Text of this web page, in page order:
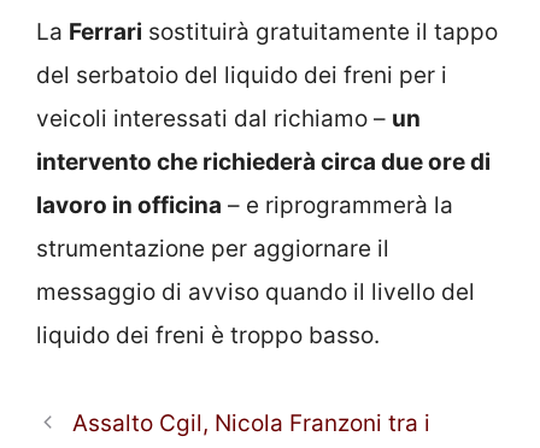
La Ferrari sostituirà gratuitamente il tappo
del serbatoio del liquido dei freni per i
veicoli interessati dal richiamo – un
intervento che richiederà circa due ore di
lavoro in officina – e riprogrammerà la
strumentazione per aggiornare il
messaggio di avviso quando il livello del
liquido dei freni è troppo basso.
Assalto Cgil, Nicola Franzoni tra i